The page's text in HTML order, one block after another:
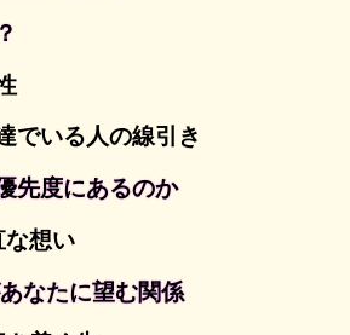
でいる人の線引き
先度にあるのか
な想い
なたに望む関係